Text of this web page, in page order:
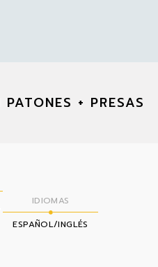
+ PRESAS
IDIOMAS
ESPAÑOL/INGLÉS